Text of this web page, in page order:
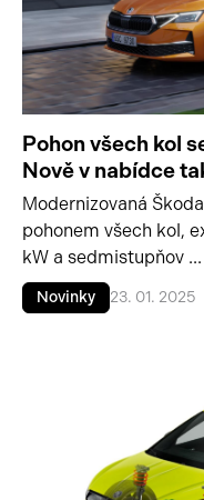
Pohon všech kol
Nově v nabídce
Modernizovaná
pohonem všech kol,
kW a sedmistupňov ...
Novinky 23. 01. 2025